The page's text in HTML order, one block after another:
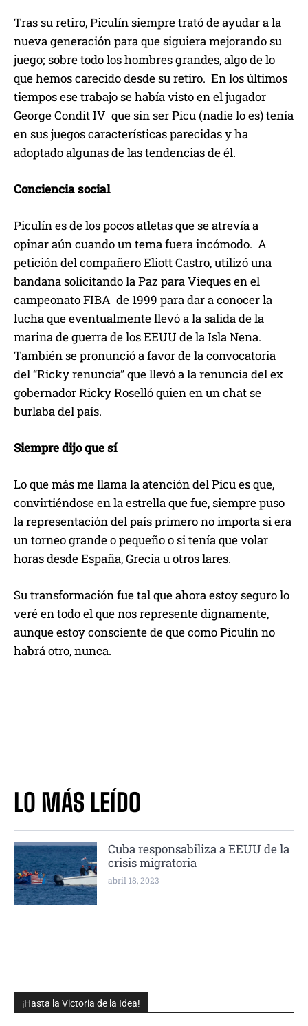
¡Hasta la Victoria de la Idea!
Tras su retiro, Piculín siempre trató de ayudar a la
nueva generación para que siguiera mejorando su
juego; sobre todo los hombres grandes, algo de lo
que hemos carecido desde su retiro. En los últimos
tiempos ese trabajo se había visto en el jugador
George Condit IV que sin ser Picu (nadie lo es) tenía
en sus juegos características parecidas y ha
adoptado algunas de las tendencias de él.
Conciencia social
Piculín es de los pocos atletas que se atrevía a
opinar aún cuando un tema fuera incómodo. A
petición del compañero Eliott Castro, utilizó una
bandana solicitando la Paz para Vieques en el
campeonato FIBA de 1999 para dar a conocer la
lucha que eventualmente llevó a la salida de la
marina de guerra de los EEUU de la Isla Nena.
También se pronunció a favor de la convocatoria
del “Ricky renuncia” que llevó a la renuncia del ex
gobernador Ricky Roselló quien en un chat se
burlaba del país.
Siempre dijo que sí
Lo que más me llama la atención del Picu es que,
convirtiéndose en la estrella que fue, siempre puso
la representación del país primero no importa si era
un torneo grande o pequeño o si tenía que volar
horas desde España, Grecia u otros lares.
Su transformación fue tal que ahora estoy seguro lo
veré en todo el que nos represente dignamente,
aunque estoy consciente de que como Piculín no
habrá otro, nunca.
LO MÁS LEÍDO
Cuba responsabiliza a EEUU de la
crisis migratoria
abril 18, 2023